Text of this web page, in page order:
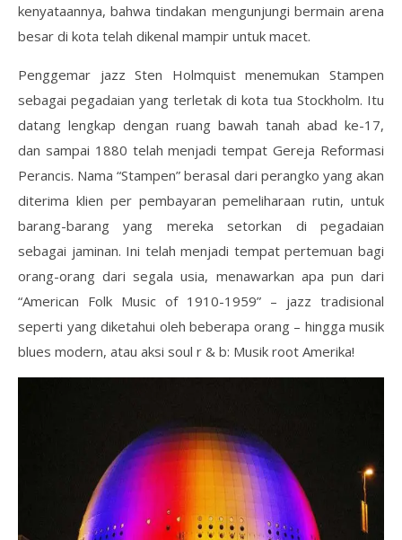
kenyataannya, bahwa tindakan mengunjungi bermain arena
besar di kota telah dikenal mampir untuk macet.
Penggemar jazz Sten Holmquist menemukan Stampen
sebagai pegadaian yang terletak di kota tua Stockholm. Itu
datang lengkap dengan ruang bawah tanah abad ke-17,
dan sampai 1880 telah menjadi tempat Gereja Reformasi
Perancis. Nama “Stampen” berasal dari perangko yang akan
diterima klien per pembayaran pemeliharaan rutin, untuk
barang-barang yang mereka setorkan di pegadaian
sebagai jaminan. Ini telah menjadi tempat pertemuan bagi
orang-orang dari segala usia, menawarkan apa pun dari
“American Folk Music of 1910-1959” – jazz tradisional
seperti yang diketahui oleh beberapa orang – hingga musik
blues modern, atau aksi soul r & b: Musik root Amerika!